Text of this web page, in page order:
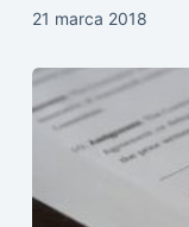
21 marca 2018